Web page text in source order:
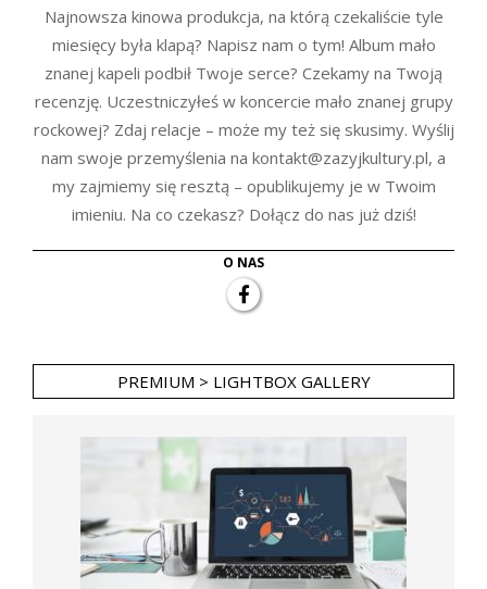
Najnowsza kinowa produkcja, na którą czekaliście tyle
miesięcy była klapą? Napisz nam o tym! Album mało
znanej kapeli podbił Twoje serce? Czekamy na Twoją
recenzję. Uczestniczyłeś w koncercie mało znanej grupy
rockowej? Zdaj relacje – może my też się skusimy. Wyślij
nam swoje przemyślenia na kontakt@zazyjkultury.pl, a
my zajmiemy się resztą – opublikujemy je w Twoim
imieniu. Na co czekasz? Dołącz do nas już dziś!
O NAS
PREMIUM > LIGHTBOX GALLERY